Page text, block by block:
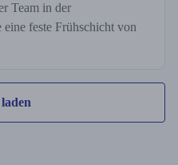
Team in der
feste Frühschicht von